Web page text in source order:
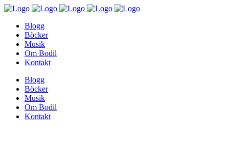
Blogg
Böcker
Musik
Om Bodil
Kontakt
Blogg
Böcker
Musik
Om Bodil
Kontakt